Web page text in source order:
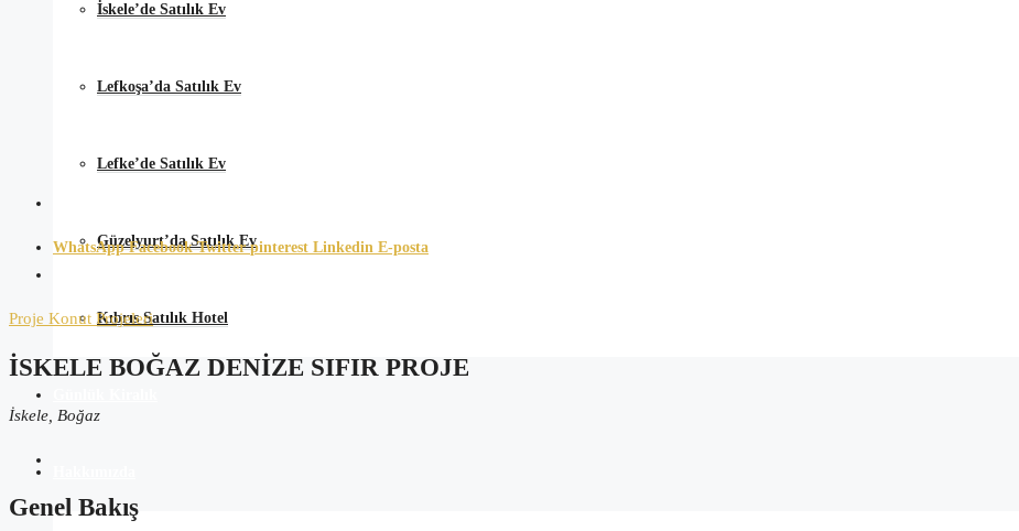
İskele’de Satılık Ev
Lefkoşa’da Satılık Ev
Lefke’de Satılık Ev
Güzelyurt’da Satılık Ev
Kıbrıs Satılık Hotel
WhatsApp FacebookTwitterpinterest Linkedin E-posta
Proje Konut Projeleri
İSKELE BOĞAZ DENIZE SIFIR PROJE
İskele, Boğaz
Genel Bakış